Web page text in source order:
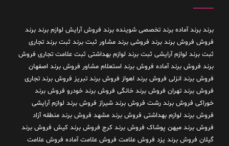
برند برند آماده برند تخصصی شوینده برند فروش آرایش لوازم برند برند
فروش فروش برند برند فروشی برند مشاور ثبت برند ثبت برند تجاری
ثبت برند لوازم آرایشی ثبت برند لوازم بهداشتی ثبت علامت تجاری فروش
برند فروش برند آماده فروش برند استعلام مشاور فروش برند اصفهان
فروش برند انزلی فروش برند اهواز فروش برند تبریز فروش برند تجاری
فروش برند تهران فروش برند خانگی فروش برند خودرو فروش برند
خوراکی فروش برند رشت فروش برند شیراز فروش برند لوازم آرایشی
فروش برند لوازم بهداشتی فروش برند مشهد فروش برند منطقه آزاد
فروش برند میهن پوشاک فروش برند کرج فروش برند کیش فروش برند
گیلان فروش برند یزد فروش علامت فروش علامت آماده فروش علامت